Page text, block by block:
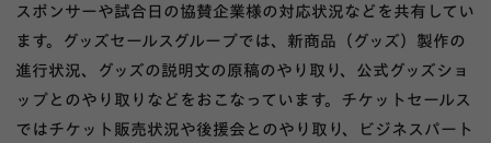
スポンサーや試合日の協賛企業様の対応状況などを共有してい
ます。グッズセールスグループでは、新商品（グッズ）製作の
進行状況、グッズの説明文の原稿のやり取り、公式グッズショ
ップとのやり取りなどをおこなっています。チケットセールス
ではチケット販売状況や後援会とのやり取り、ビジネスパート